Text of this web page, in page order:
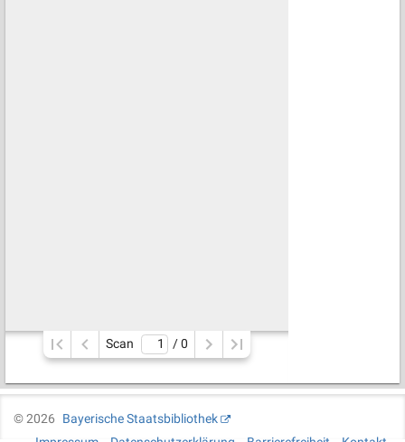
Scan / 0
©2026
Bayerische Staatsbibliothek